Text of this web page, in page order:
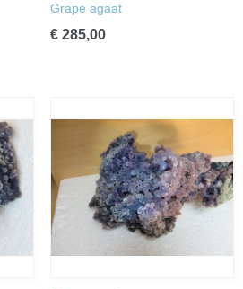
Grape agaat
€ 285,00